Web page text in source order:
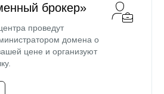
брокер»
проведут
домена о
цене и организуют